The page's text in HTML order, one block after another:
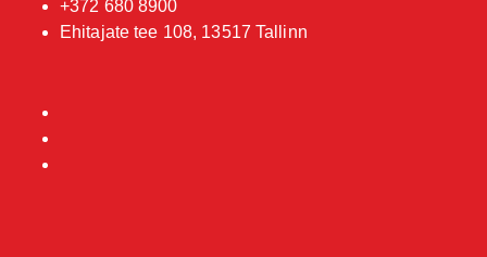
+372 680 8900
Ehitajate tee 108, 13517 Tallinn